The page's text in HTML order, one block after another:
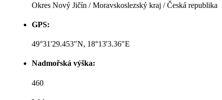
Okres Nový Jičín / Moravskoslezský kraj / Česká republika
GPS:
49°31'29.453"N, 18°13'3.36"E
Nadmořská výška:
460